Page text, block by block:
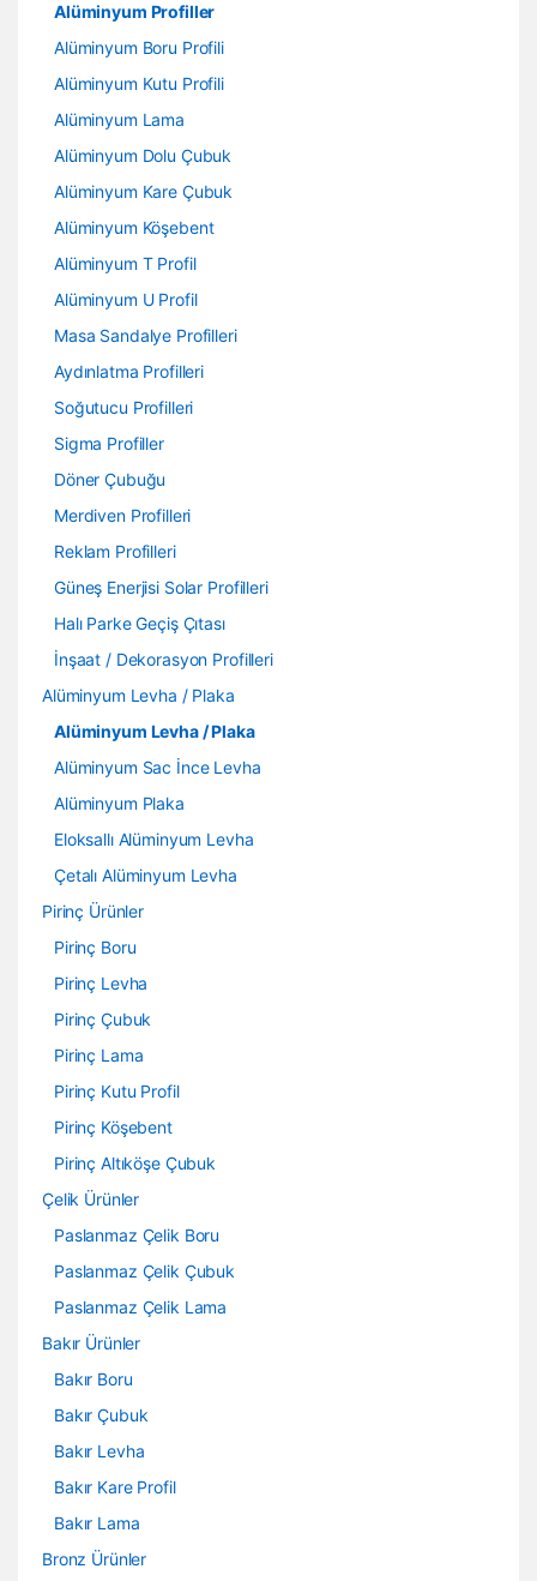
Alüminyum Profiller
Alüminyum Boru Profili
Alüminyum Kutu Profili
Alüminyum Lama
Alüminyum Dolu Çubuk
Alüminyum Kare Çubuk
Alüminyum Köşebent
Alüminyum T Profil
Alüminyum U Profil
Masa Sandalye Profilleri
Aydınlatma Profilleri
Soğutucu Profilleri
Sigma Profiller
Döner Çubuğu
Merdiven Profilleri
Reklam Profilleri
Güneş Enerjisi Solar Profilleri
Halı Parke Geçiş Çıtası
İnşaat / Dekorasyon Profilleri
Alüminyum Levha / Plaka
Alüminyum Levha / Plaka
Alüminyum Sac İnce Levha
Alüminyum Plaka
Eloksallı Alüminyum Levha
Çetalı Alüminyum Levha
Pirinç Ürünler
Pirinç Boru
Pirinç Levha
Pirinç Çubuk
Pirinç Lama
Pirinç Kutu Profil
Pirinç Köşebent
Pirinç Altıköşe Çubuk
Çelik Ürünler
Paslanmaz Çelik Boru
Paslanmaz Çelik Çubuk
Paslanmaz Çelik Lama
Bakır Ürünler
Bakır Boru
Bakır Çubuk
Bakır Levha
Bakır Kare Profil
Bakır Lama
Bronz Ürünler